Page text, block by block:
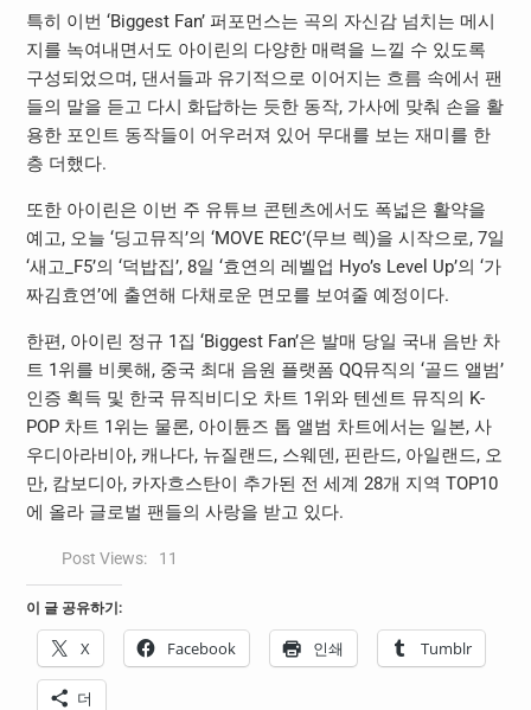
특히 이번 ‘Biggest Fan’ 퍼포먼스는 곡의 자신감 넘치는 메시
지를 녹여내면서도 아이린의 다양한 매력을 느낄 수 있도록
구성되었으며, 댄서들과 유기적으로 이어지는 흐름 속에서 팬
들의 말을 듣고 다시 화답하는 듯한 동작, 가사에 맞춰 손을 활
용한 포인트 동작들이 어우러져 있어 무대를 보는 재미를 한
층 더했다.
또한 아이린은 이번 주 유튜브 콘텐츠에서도 폭넓은 활약을
예고, 오늘 ‘딩고뮤직’의 ‘MOVE REC’(무브 렉)을 시작으로, 7일
‘새고_F5’의 ‘덕밥집’, 8일 ‘효연의 레벨업 Hyo’s Level Up’의 ‘가
짜김효연’에 출연해 다채로운 면모를 보여줄 예정이다.
한편, 아이린 정규 1집 ‘Biggest Fan’은 발매 당일 국내 음반 차
트 1위를 비롯해, 중국 최대 음원 플랫폼 QQ뮤직의 ‘골드 앨범’
인증 획득 및 한국 뮤직비디오 차트 1위와 텐센트 뮤직의 K-
POP 차트 1위는 물론, 아이튠즈 톱 앨범 차트에서는 일본, 사
우디아라비아, 캐나다, 뉴질랜드, 스웨덴, 핀란드, 아일랜드, 오
만, 캄보디아, 카자흐스탄이 추가된 전 세계 28개 지역 TOP10
에 올라 글로벌 팬들의 사랑을 받고 있다.
Post Views: 11
이 글 공유하기:
X Facebook 인쇄 Tumblr
더